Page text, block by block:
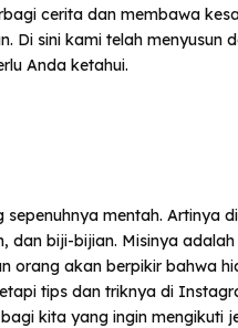
cerita dan membawa
Di sini kami telah menyusun
Anda ketahui.
mentah. Artinya
biji-bijian. Misinya
orang akan berpikir bahwa
tips dan triknya di
kita yang ingin mengikuti